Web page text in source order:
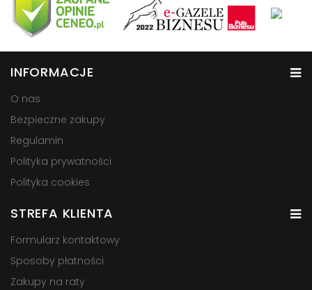
INFORMACJE
O nas
Bezpieczne zakupy
Regulamin
Polityka prywatności
Polityka cookies
STREFA KLIENTA
Formularz kontaktowy
Sposoby płatności
Zakupy na raty